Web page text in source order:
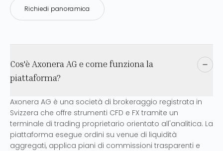
Richiedi panoramica
Cos'è Axonera AG e come funziona la
piattaforma?
Axonera AG è una società di brokeraggio registrata in
Svizzera che offre strumenti CFD e FX tramite un
terminale di trading proprietario orientato all'analitica. La
piattaforma esegue ordini su venue di liquidità
aggregati, applica piani di commissioni trasparenti e